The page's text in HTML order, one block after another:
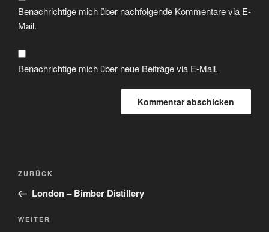
Benachrichtige mich über nachfolgende Kommentare via E-
Mail.
Benachrichtige mich über neue Beiträge via E-Mail.
Beitragsnavigation
Vorheriger
Beitrag
ZURÜCK
London – Bimber Distillery
Nächster
WEITER